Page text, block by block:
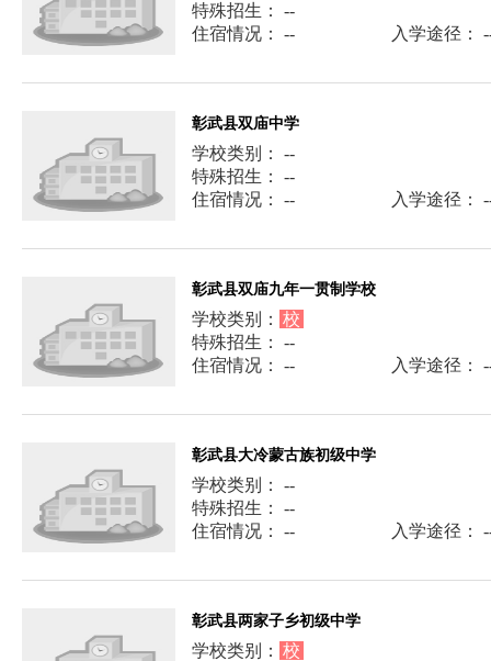
特殊招生： --
住宿情况： --
入学途径：
彰武县双庙中学
学校类别： --
特殊招生： --
住宿情况： --
入学途径：
彰武县双庙九年一贯制学校
学校类别： 校
特殊招生： --
住宿情况： --
入学途径：
彰武县大冷蒙古族初级中学
学校类别： --
特殊招生： --
住宿情况： --
入学途径：
彰武县两家子乡初级中学
学校类别： 校